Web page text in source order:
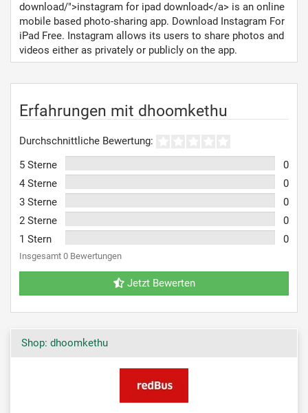
download/">instagram for ipad download</a> is an online
mobile based photo-sharing app. Download Instagram For
iPad Free. Instagram allows its users to share photos and
videos either as privately or publicly on the app.
Erfahrungen mit dhoomkethu
Durchschnittliche Bewertung:
5 Sterne
0
4 Sterne
0
3 Sterne
0
2 Sterne
0
1 Stern
0
Insgesamt 0 Bewertungen
Jetzt Bewerten
Shop: dhoomkethu